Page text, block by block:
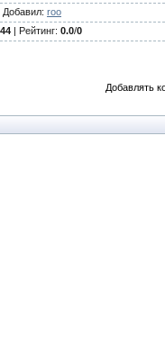
Добавил: roo
| Рейтинг: 0.0/0
Добавлять